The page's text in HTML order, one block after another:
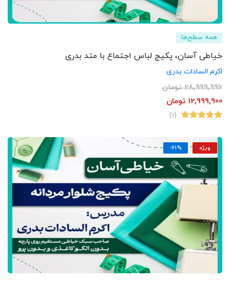
همه سطح‌ها
خیاطی آسان، پکیج لباس اجتماع با متد بدری
اکرم السادات بدری
28,999,996 تومان
12,999,900 تومان
(1)
ویژه -61%